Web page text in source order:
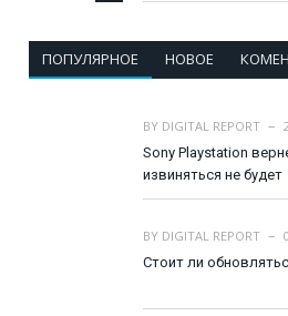
ПОПУЛЯРНОЕ НОВОЕ
BY DIGITAL REPORT
Sony Playstation
извиняться не будет
BY DIGITAL REPORT
Стоит ли